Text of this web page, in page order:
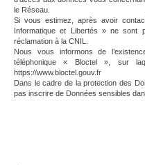
le Réseau.
Si vous estimez, après avoir
Informatique et Libertés » ne sont
réclamation à la CNIL.
Nous vous informons de
téléphonique « Bloctel », sur
https://www.bloctel.gouv.fr
Dans le cadre de la protection des
pas inscrire de Données sensibles